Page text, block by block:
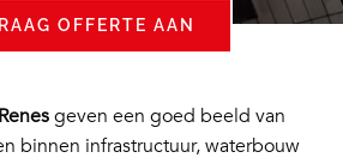
OFFERTE AAN
geven een goed beeld van
binnen infrastructuur, waterbouw